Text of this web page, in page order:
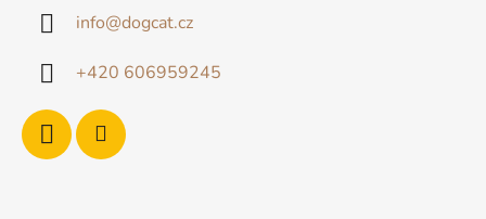
info@dogcat.cz
+420 606959245